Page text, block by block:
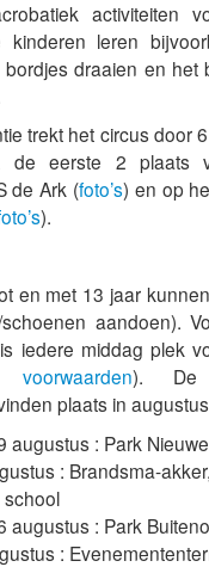
activiteiten
kinderen leren
draaien en het
trekt het circus door
de eerste 2 plaats
de Ark (foto’s) en op
).
en met 13 jaar
aandoen).
iedere middag plek
). De
plaats in
augustus : Park
: Brandsma-
augustus : Park
: